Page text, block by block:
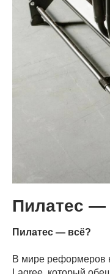
Пилатес —
Пилатес — всё?
В мире